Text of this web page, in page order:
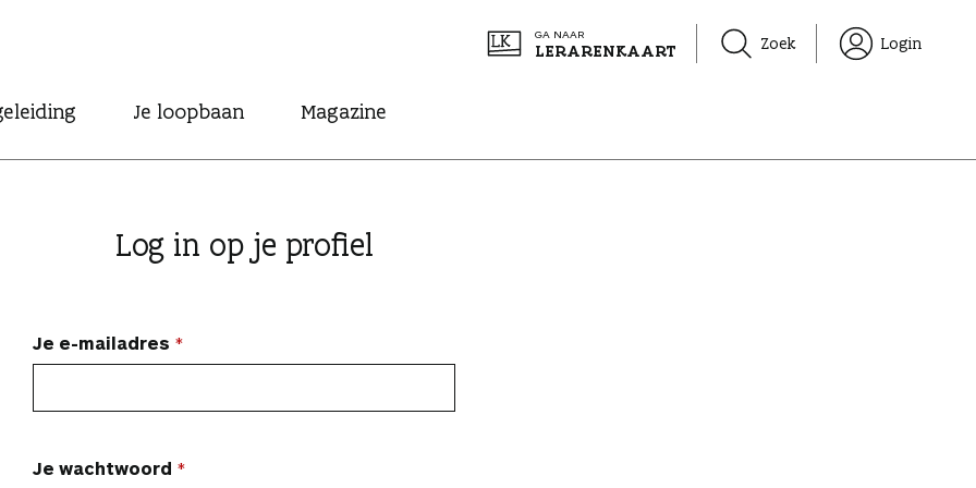
GA NAAR
LERARENKAART Zoek Login
Je loopbaan Magazine
Log in op je profiel
Je e-mailadres
Je wachtwoord